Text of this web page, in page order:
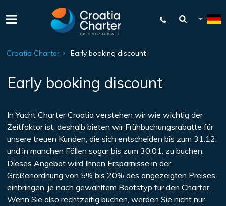
Croatia Charter Early booking discount
Early booking discount
In Yacht Charter Croatia verstehen wir wie wichtig der
Zeitfaktor ist, deshalb bieten wir Frühbuchungsrabatte für
unsere treuen Kunden, die sich entscheiden bis zum 31.12.
und in manchen Fällen sogar bis zum 30.01. zu buchen.
Dieses Angebot wird Ihnen Ersparnisse in der
Größenordnung von 5% bis 20% des angezeigten Preises
einbringen, je nach gewähltem Bootstyp für den Charter.
Wenn Sie also rechtzeitig buchen, werden Sie nicht nur